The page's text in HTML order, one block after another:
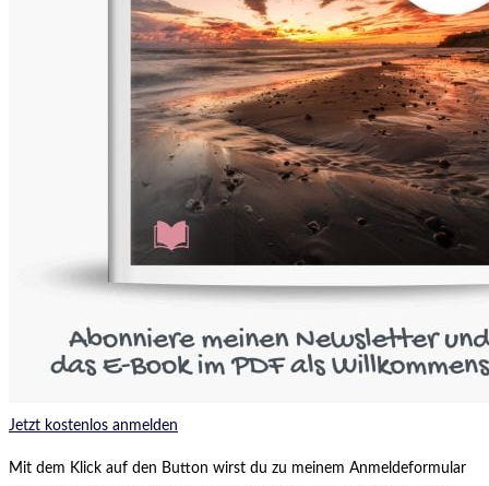
Jetzt kostenlos anmelden
Mit dem Klick auf den Button wirst du zu meinem Anmeldeformular